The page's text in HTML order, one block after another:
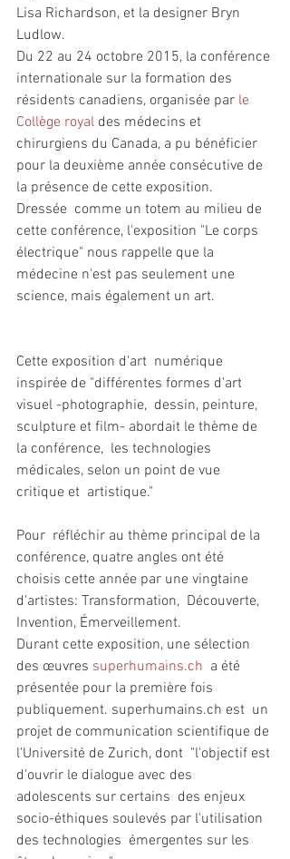
Lisa Richardson, et la designer Bryn
Ludlow.
Du 22 au 24 octobre 2015, la conférence
internationale sur la formation des
résidents canadiens, organisée par le
Collège royal des médecins et
chirurgiens du Canada, a pu bénéficier
pour la deuxième année consécutive de
la présence de cette exposition.
Dressée  comme un totem au milieu de
cette conférence, l'exposition "Le corps
électrique" nous rappelle que la
médecine n'est pas seulement une
science, mais également un art.
Cette exposition d'art  numérique
inspirée de "différentes formes d'art
visuel -photographie,  dessin, peinture,
sculpture et film- abordait le thème de
la conférence,  les technologies
médicales, selon un point de vue
critique et  artistique."
Pour  réfléchir au thème principal de la
conférence, quatre angles ont été
choisis cette année par une vingtaine
d'artistes: Transformation,  Découverte,
Invention, Émerveillement.
Durant cette exposition, une sélection
des œuvres superhumains.ch
  a été
présentée pour la première fois
publiquement. superhumains.ch est  un
projet de communication scientifique de
l'Université de Zurich, dont  "l'objectif est
d'ouvrir le dialogue avec des
adolescents sur certains  des enjeux
socio-éthiques soulevés par l'utilisation
des technologies  émergentes sur les